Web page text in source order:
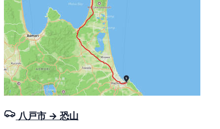
八戸市 → 恐山